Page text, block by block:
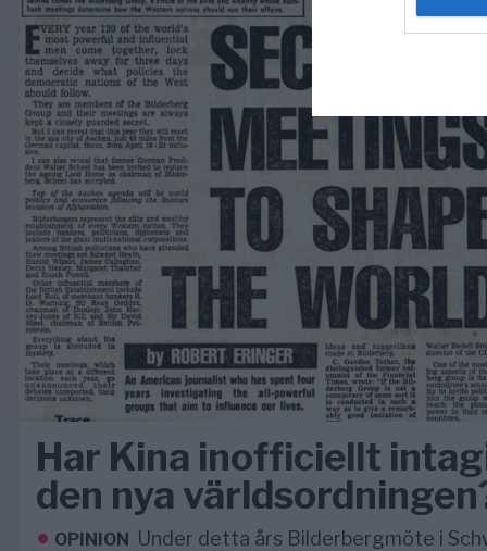
Har Kina inofficiellt
den nya
OPINION Under detta års Bilderbergmöte i